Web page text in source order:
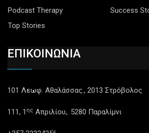
Podcast Therapy
Success
Top Stories
ΕΠΙΚΟΙΝΩΝΙΑ
101 Λεωφ. Αθαλάσσας., 2013 Στρόβολος
111, 1 ης Απριλίου,. 5280 Παραλίμνι